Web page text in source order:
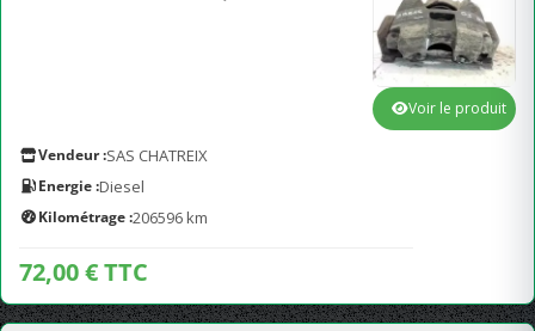
Vendeur :SAS CHATREIX
Energie :Diesel
Kilométrage :206596 km
72,00 € TTC
Voir le produit